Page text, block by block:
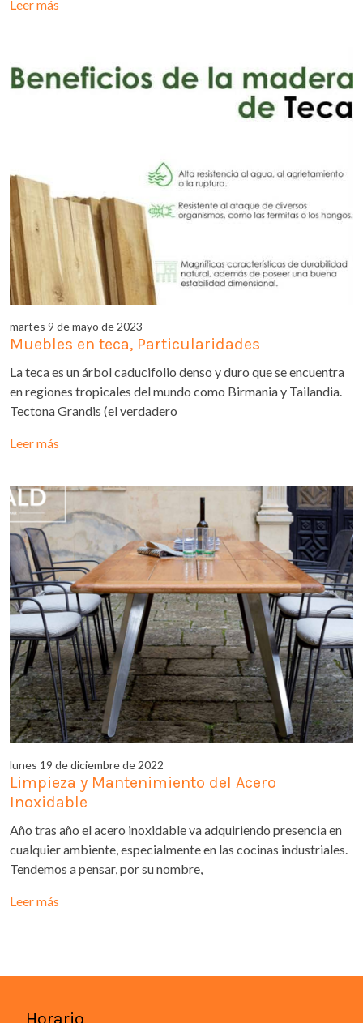
Leer más
martes 9 de mayo de 2023
Muebles en teca, Particularidades
La teca es un árbol caducifolio denso y duro que se encuentra
en regiones tropicales del mundo como Birmania y Tailandia.
Tectona Grandis (el verdadero
Leer más
lunes 19 de diciembre de 2022
Limpieza y Mantenimiento del Acero
Inoxidable
Año tras año el acero inoxidable va adquiriendo presencia en
cualquier ambiente, especialmente en las cocinas industriales.
Tendemos a pensar, por su nombre,
Leer más
Horario